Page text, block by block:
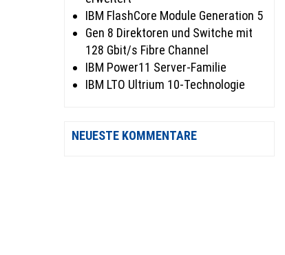
IBM FlashCore Module Generation 5
Gen 8 Direktoren und Switche mit
128 Gbit/s Fibre Channel
IBM Power11 Server-Familie
IBM LTO Ultrium 10-Technologie
NEUESTE KOMMENTARE